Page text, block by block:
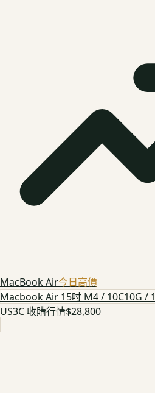
MacBook Air今日高價
Macbook Air 15吋 M4 / 10C10G /
US3C 收購行情$28,800